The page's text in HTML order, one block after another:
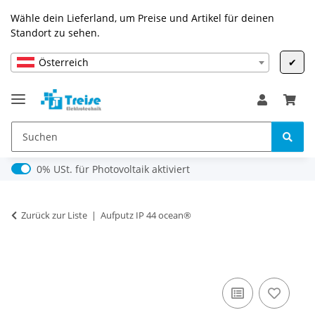
Wähle dein Lieferland, um Preise und Artikel für deinen
Standort zu sehen.
Österreich ✔
0% USt. für Photovoltaik (§ 12 Abs. 3 UStG)
0% USt. für Photovoltaik aktiviert
Zurück zur Liste Aufputz IP 44 ocean®